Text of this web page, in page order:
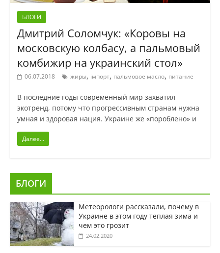
БЛОГИ
Дмитрий Соломчук: «Коровы на
московскую колбасу, а пальмовый
комбижир на украинский стол»
06.07.2018 жиры, імпорт, пальмовое масло, питание
В последние годы современный мир захватил
экотренд, потому что прогрессивным странам нужна
умная и здоровая нация. Украине же «пороблено» и
Далее...
БЛОГИ
Метеорологи рассказали, почему в
Украине в этом году теплая зима и
чем это грозит
24.02.2020